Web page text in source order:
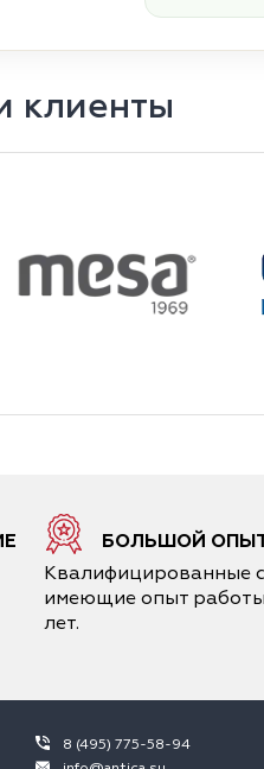
клиенты
БОЛЬШОЙ
Квалифицированные
имеющие опыт работы
лет.
8 (495) 775-58-94